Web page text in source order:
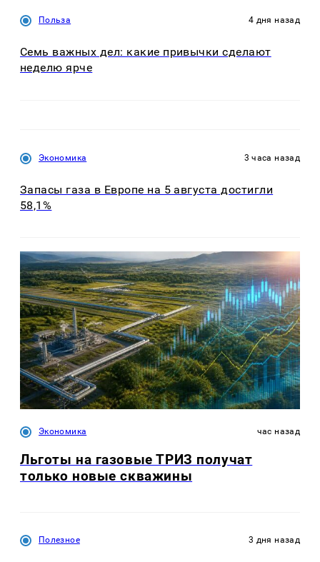
Польза 4 дня назад
Семь важных дел: какие привычки сделают
неделю ярче
Экономика 3 часа назад
Запасы газа в Европе на 5 августа достигли
58,1%
Экономика час назад
Льготы на газовые ТРИЗ получат
только новые скважины
Полезное 3 дня назад